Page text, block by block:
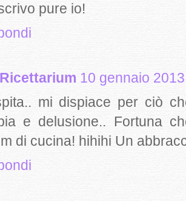
pure io!
10 gennaio
mi dispiace per ciò
e delusione.. Fortuna
di cucina! hihihi Un